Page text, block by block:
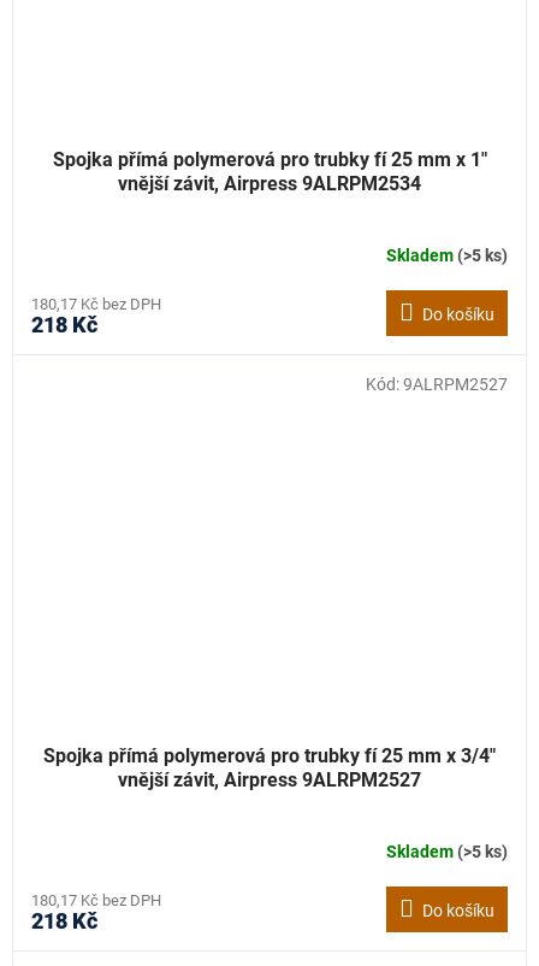
Spojka přímá polymerová pro trubky fí 25 mm x 1"
vnější závit, Airpress 9ALRPM2534
Skladem(>5 ks)
180,17 Kč bez DPH
218 Kč Do košíku
Spojka přímá polymerová pro trubky fí 25 mm x 3/4"
vnější závit, Airpress 9ALRPM2527
Skladem(>5 ks)
180,17 Kč bez DPH
218 Kč Do košíku
Kód:9ALRPM2527